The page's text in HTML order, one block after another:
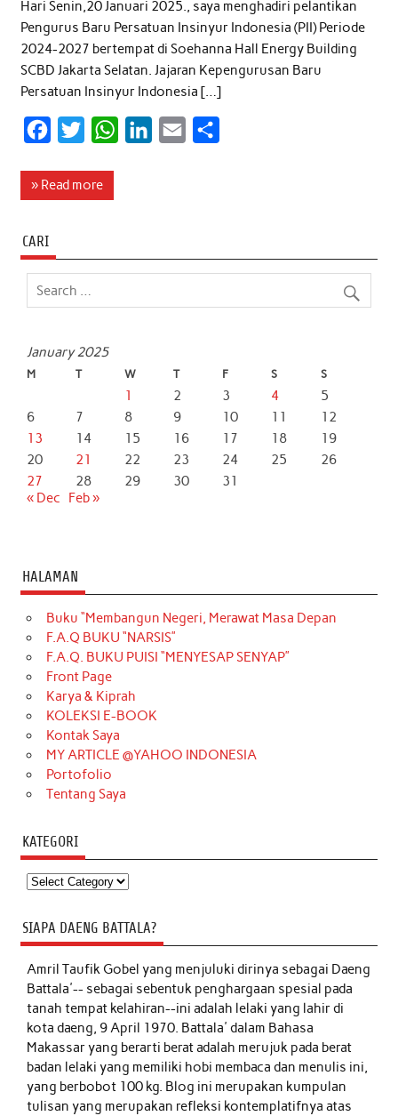
Hari Senin,20 Januari 2025., saya menghadiri pelantikan
Pengurus Baru Persatuan Insinyur Indonesia (PII) Periode
2024-2027 bertempat di Soehanna Hall Energy Building
SCBD Jakarta Selatan. Jajaran Kepengurusan Baru
Persatuan Insinyur Indonesia […]
c
o
o
i
e
W
A
d
» Read more
CARI
January 2025
M T W T F S S
1 2 3 4
5
6
7 8 9 10 11
12
13
14 15 16 17 18
19
20
21 22 23 24 25
26
27
28 29 30
31
« Dec
Feb »
HALAMAN
Buku “Membangun Negeri, Merawat Masa Depan
F.A.Q BUKU “NARSIS”
F.A.Q. BUKU PUISI “MENYESAP SENYAP”
Front Page
Karya & Kiprah
KOLEKSI E-BOOK
Kontak Saya
MY ARTICLE @YAHOO INDONESIA
Portofolio
Tentang Saya
KATEGORI
Kategori
SIAPA DAENG BATTALA?
Amril Taufik Gobelyang menjuluki dirinya sebagai Daeng
Battala'-- sebagai sebentuk penghargaan spesial pada
tanah tempat kelahiran--ini adalah lelaki yang lahir di
kota daeng, 9 April 1970. Battala' dalam Bahasa
Makassar yang berarti berat adalah merujuk pada berat
badan lelaki yang memiliki hobi membaca dan menulis ini,
yang berbobot 100 kg. Blog ini merupakan kumpulan
tulisan yang merupakan refleksi kontemplatifnya atas